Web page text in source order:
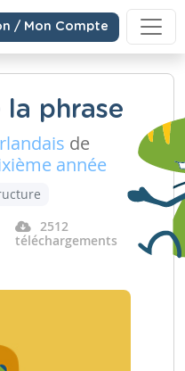
/ Mon Compte
phrase
de
année
2512
téléchargements